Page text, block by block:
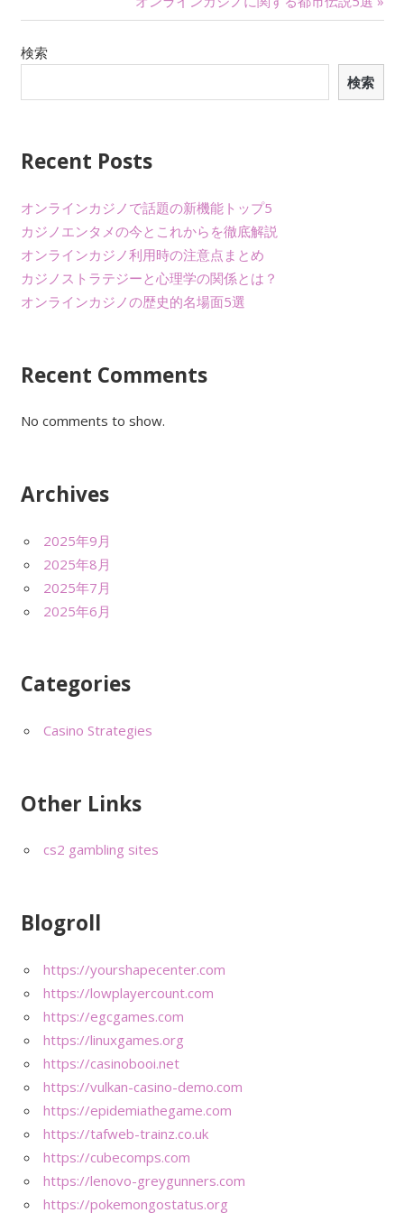
稿
ナ
ー
ョ
ン
検索
検索
Recent Posts
オンラインカジノで話題の新機能トップ5
カジノエンタメの今とこれからを徹底解説
オンラインカジノ利用時の注意点まとめ
カジノストラテジーと心理学の関係とは？
オンラインカジノの歴史的名場面5選
Recent Comments
No comments to show.
Archives
2025年9月
2025年8月
2025年7月
2025年6月
Categories
Casino Strategies
Other Links
cs2 gambling sites
Blogroll
https://yourshapecenter.com
https://lowplayercount.com
https://egcgames.com
https://linuxgames.org
https://casinobooi.net
https://vulkan-casino-demo.com
https://epidemiathegame.com
https://tafweb-trainz.co.uk
https://cubecomps.com
https://lenovo-greygunners.com
https://pokemongostatus.org